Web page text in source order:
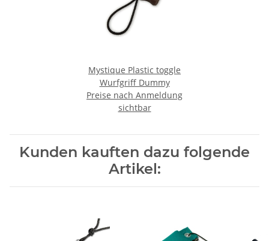
Mystique Plastic toggle
Wurfgriff Dummy
Preise nach Anmeldung
sichtbar
Kunden kauften dazu folgende
Artikel: